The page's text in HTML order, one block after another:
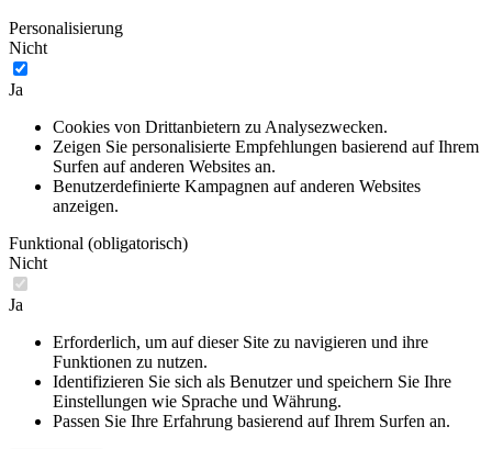
Personalisierung
Nicht
Ja
Cookies von Drittanbietern zu Analysezwecken.
Zeigen Sie personalisierte Empfehlungen basierend auf Ihrem
Surfen auf anderen Websites an.
Benutzerdefinierte Kampagnen auf anderen Websites
anzeigen.
Funktional (obligatorisch)
Nicht
Ja
Erforderlich, um auf dieser Site zu navigieren und ihre
Funktionen zu nutzen.
Identifizieren Sie sich als Benutzer und speichern Sie Ihre
Einstellungen wie Sprache und Währung.
Passen Sie Ihre Erfahrung basierend auf Ihrem Surfen an.